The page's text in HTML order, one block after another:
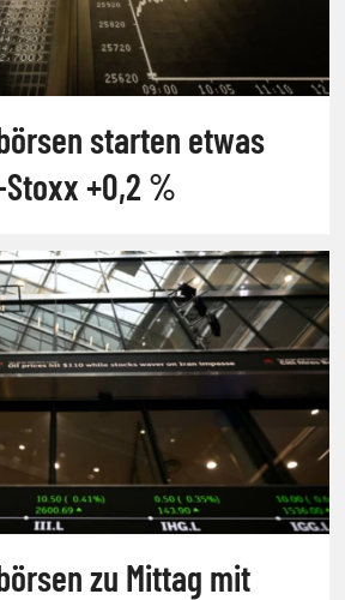
starten etwas
+0,2 %
zu Mittag mit